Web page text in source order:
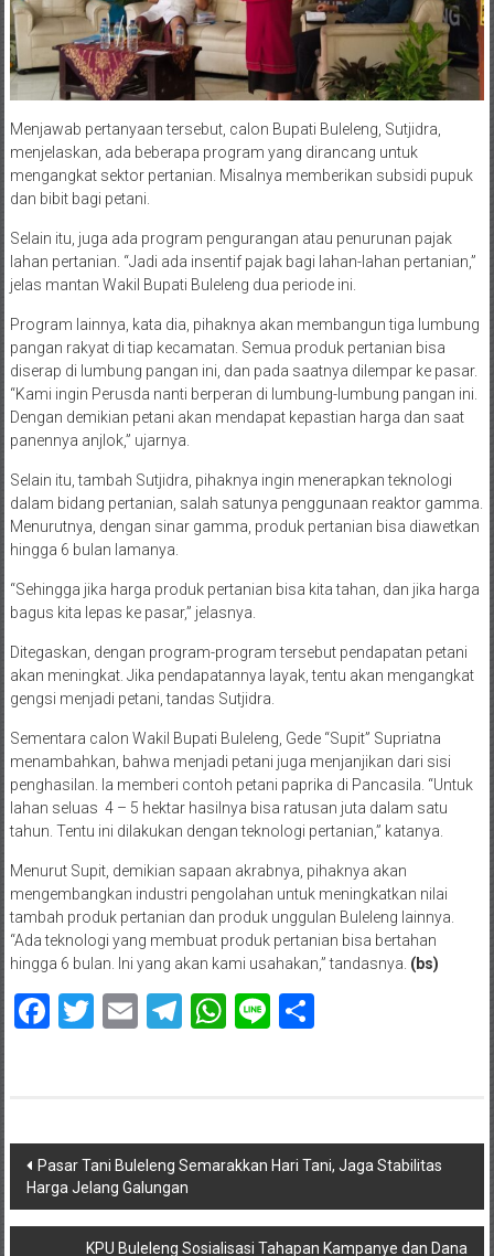
Menjawab pertanyaan tersebut, calon Bupati Buleleng, Sutjidra,
menjelaskan, ada beberapa program yang dirancang untuk
mengangkat sektor pertanian. Misalnya memberikan subsidi pupuk
dan bibit bagi petani.
Selain itu, juga ada program pengurangan atau penurunan pajak
lahan pertanian. “Jadi ada insentif pajak bagi lahan-lahan pertanian,”
jelas mantan Wakil Bupati Buleleng dua periode ini.
Program lainnya, kata dia, pihaknya akan membangun tiga lumbung
pangan rakyat di tiap kecamatan. Semua produk pertanian bisa
diserap di lumbung pangan ini, dan pada saatnya dilempar ke pasar.
“Kami ingin Perusda nanti berperan di lumbung-lumbung pangan ini.
Dengan demikian petani akan mendapat kepastian harga dan saat
panennya anjlok,” ujarnya.
Selain itu, tambah Sutjidra, pihaknya ingin menerapkan teknologi
dalam bidang pertanian, salah satunya penggunaan reaktor gamma.
Menurutnya, dengan sinar gamma, produk pertanian bisa diawetkan
hingga 6 bulan lamanya.
“Sehingga jika harga produk pertanian bisa kita tahan, dan jika harga
bagus kita lepas ke pasar,” jelasnya.
Ditegaskan, dengan program-program tersebut pendapatan petani
akan meningkat. Jika pendapatannya layak, tentu akan mengangkat
gengsi menjadi petani, tandas Sutjidra.
Sementara calon Wakil Bupati Buleleng, Gede “Supit” Supriatna
menambahkan, bahwa menjadi petani juga menjanjikan dari sisi
penghasilan. Ia memberi contoh petani paprika di Pancasila. “Untuk
lahan seluas 4 – 5 hektar hasilnya bisa ratusan juta dalam satu
tahun. Tentu ini dilakukan dengan teknologi pertanian,” katanya.
Menurut Supit, demikian sapaan akrabnya, pihaknya akan
mengembangkan industri pengolahan untuk meningkatkan nilai
tambah produk pertanian dan produk unggulan Buleleng lainnya.
“Ada teknologi yang membuat produk pertanian bisa bertahan
hingga 6 bulan. Ini yang akan kami usahakan,” tandasnya. (bs)
Facebook
Twitter
EmailTelegram
WhatsApp
LineShare
Navigasi
pos
Pasar Tani Buleleng Semarakkan Hari Tani, Jaga Stabilitas
Harga Jelang Galungan
KPU Buleleng Sosialisasi Tahapan Kampanye dan Dana